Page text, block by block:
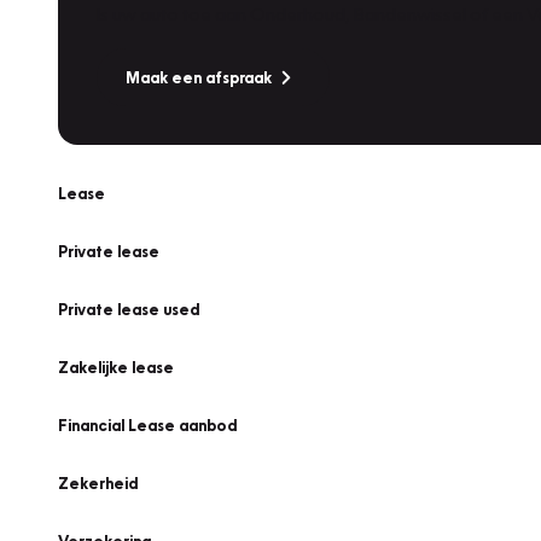
Maak een afspraak
Lease
Private lease
Private lease used
Zakelijke lease
Financial Lease aanbod
Zekerheid